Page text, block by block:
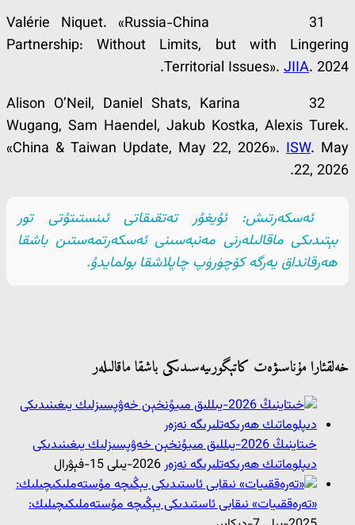
31 Valérie Niquet. «Russia-China
Partnership: Without Limits, but with Lingering
Territorial Issues». JIIA. 2024.
32 Alison O’Neil, Daniel Shats, Karina
Wugang, Sam Haendel, Jakub Kostka, Alexis Turek.
«China & Taiwan Update, May 22, 2026». ISW. May
22, 2026.
ئەسكەرتىش: ئۇيغۇر تەتقىقاتى ئىنستىتۇتى تور
بېتىدىكى ماقالىلەرنى مەنبەسىنى ئەسكەرتمەستىن باشقا
ھەرقانداق يەرگە كۆچۈرۈپ چاپلاشقا بولمايدۇ.
خەلقئارا مۇناسىۋەت كاتېگورىيەسىدىكى باشقا ماقالىلەر
خىتاينىڭ 2026-يىللىق مىيۇنخېن خەۋپسىزلىك يىغىنىدىكى
دىپلوماتىك ھەرىكەتلىرىگە نەزەر2026-يىلى 15-فېۋرال
«تەرەققىيات» نىقابى ئاستىدىكى يېڭىچە مۇستەملىكىچىلىك: